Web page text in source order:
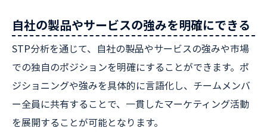
自社の製品やサービスの強みを明確にできる
STP分析を通じて、自社の製品やサービスの強みや市場
での独自のポジションを明確にすることができます。ポ
ジショニングや強みを具体的に言語化し、チームメンバ
ー全員に共有することで、一貫したマーケティング活動
を展開することが可能となります。